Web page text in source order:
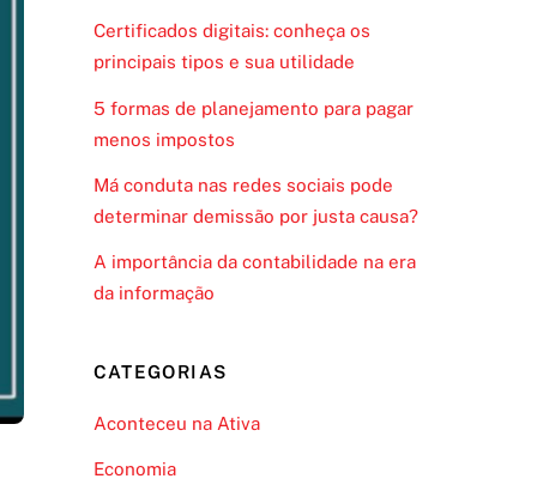
Certificados digitais: conheça os
principais tipos e sua utilidade
5 formas de planejamento para pagar
menos impostos
Má conduta nas redes sociais pode
determinar demissão por justa causa?
A importância da contabilidade na era
da informação
CATEGORIAS
Aconteceu na Ativa
Economia